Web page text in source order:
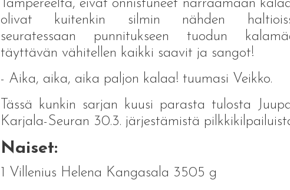
Tampereelta, eivät onnistuneet narraamaan
olivat kuitenkin silmin nähden
seuratessaan punnitukseen tuodun
täyttävän vähitellen kaikki saavit ja sangot!
- Aika, aika, aika paljon kalaa! tuumasi Veikko.
Tässä kunkin sarjan kuusi parasta tulosta
Karjala-Seuran 30.3. järjestämistä
Naiset:
1 Villenius Helena Kangasala 3505 g